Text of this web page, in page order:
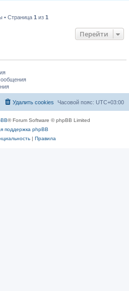
• Страница 1 из 1
Перейти
Часовой пояс: UTC+03:00
Удалить cookies
® Forum Software © phpBB Limited
поддержка phpBB
| Правила